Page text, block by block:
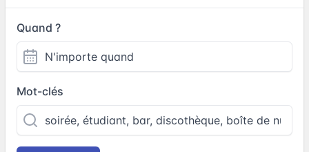
Quand ?
Mot-clés